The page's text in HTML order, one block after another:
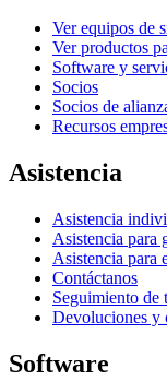
Ver equipos de
Ver productos
Software y
Socios
Socios de
Recursos
Asistencia
Asistencia
Asistencia para
Asistencia para
Contáctanos
Seguimiento de
Devoluciones y
Software